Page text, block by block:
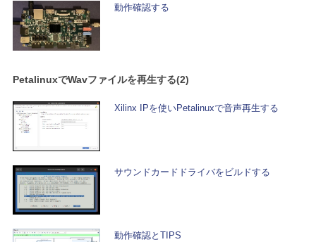
動作確認する
PetalinuxでWavファイルを再生する(2)
Xilinx IPを使いPetalinuxで音声再生する
サウンドカードドライバをビルドする
動作確認とTIPS